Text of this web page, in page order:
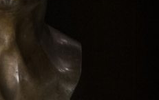
– Capitale Europea
Palazzo Coronini
il progetto “Testa a